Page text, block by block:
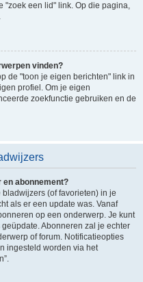
"zoek een lid" link. Op die pagina,
vinden?
de "toon je eigen berichten" link in
profiel. Om je eigen
zoekfunctie gebruiken en de
en abonnement?
(of favorieten) in je
als er een update was. Vanaf
op een onderwerp. Je kunt
Abonneren zal je echter
of forum. Notificatieopties
ingesteld worden via het